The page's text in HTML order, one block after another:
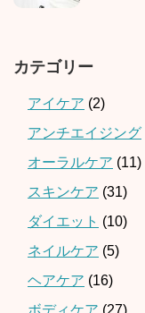
カテゴリー
アイケア (2)
アンチエイジング
オーラルケア (11)
スキンケア (31)
ダイエット (10)
ネイルケア (5)
ヘアケア (16)
ボディケア (27)